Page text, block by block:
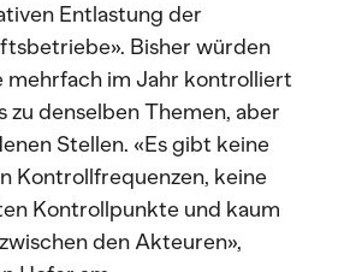
Entlastung der
Bisher würden
mehrfach im Jahr kontrolliert
zu denselben Themen, aber
Stellen. «Es gibt keine
Kontrollfrequenzen, keine
Kontrollpunkte und kaum
den Akteuren»,